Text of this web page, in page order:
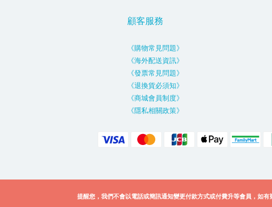
顧客服務
《購物常見問題》
《海外配送資訊》
《發票常見問題》
《退換貨必須知》
《商城會員制度》
《隱私相關政策》
提醒您，我們不會以電話或簡訊通知變更付款方式或付費升等會員，如有